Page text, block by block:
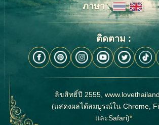
ภาษา :
ติดตาม :
ลิขสิทธิ์ปี 2555,
(แสดงผลได้สมบูรณ์ใน Chrome,
และSafari)*